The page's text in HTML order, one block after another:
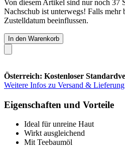
Von diesem Artikel sind nur noch 37
Nachschub ist unterwegs! Falls mehr
Zustelldatum beeinflussen.
In den Warenkorb
Österreich: Kostenloser
Weitere Infos zu Versand & Lieferung
Eigenschaften und Vorteile
Ideal für unreine Haut
Wirkt ausgleichend
Mit Teebaumöl